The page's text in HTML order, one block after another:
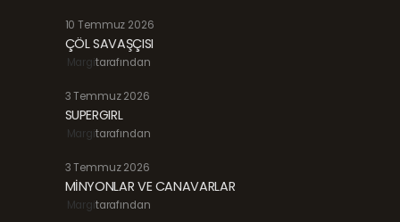
10 Temmuz 2026
ÇÖL SAVAŞÇISI
Margitarafından
3 Temmuz 2026
SUPERGIRL
Margitarafından
3 Temmuz 2026
MİNYONLAR VE CANAVARLAR
Margitarafından